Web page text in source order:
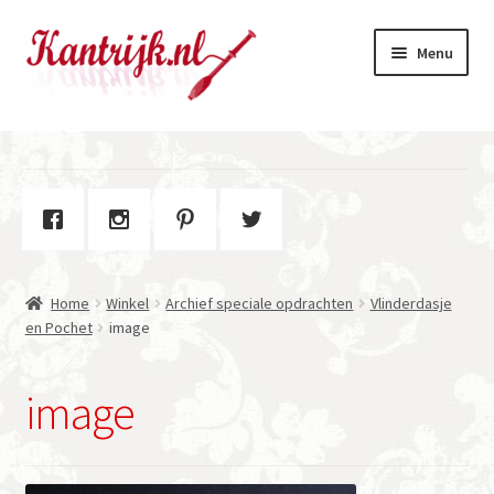
Ga
door
Ga
naar
Menu
Contact
Home Winkel Archief speciale opdrachten
Vlinderdasje
en Pochet
image
image